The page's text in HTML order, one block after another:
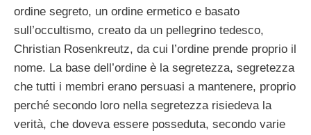
ordine segreto, un ordine ermetico e basato
sull’occultismo, creato da un pellegrino tedesco,
Christian Rosenkreutz, da cui l’ordine prende proprio il
nome. La base dell’ordine è la segretezza, segretezza
che tutti i membri erano persuasi a mantenere, proprio
perché secondo loro nella segretezza risiedeva la
verità, che doveva essere posseduta, secondo varie